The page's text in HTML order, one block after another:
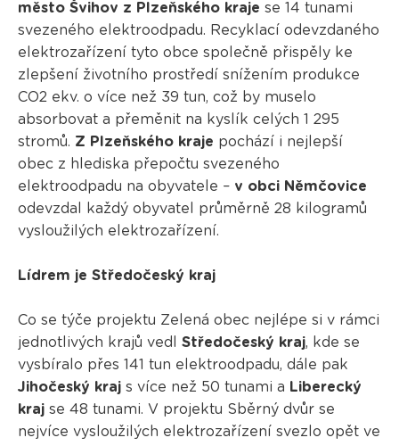
město Švihov z Plzeňského kraje se 14 tunami
svezeného elektroodpadu. Recyklací odevzdaného
elektrozařízení tyto obce společně přispěly ke
zlepšení životního prostředí snížením produkce
CO2 ekv. o více než 39 tun, což by muselo
absorbovat a přeměnit na kyslík celých 1 295
stromů. Z Plzeňského kraje pochází i nejlepší
obec z hlediska přepočtu svezeného
elektroodpadu na obyvatele – v obci Němčovice
odevzdal každý obyvatel průměrně 28 kilogramů
vysloužilých elektrozařízení.
Lídrem je Středočeský kraj
Co se týče projektu Zelená obec nejlépe si v rámci
jednotlivých krajů vedl Středočeský kraj, kde se
vysbíralo přes 141 tun elektroodpadu, dále pak
Jihočeský krajs více než 50 tunami a Liberecký
kraj se 48 tunami. V projektu Sběrný dvůr se
nejvíce vysloužilých elektrozařízení svezlo opět ve